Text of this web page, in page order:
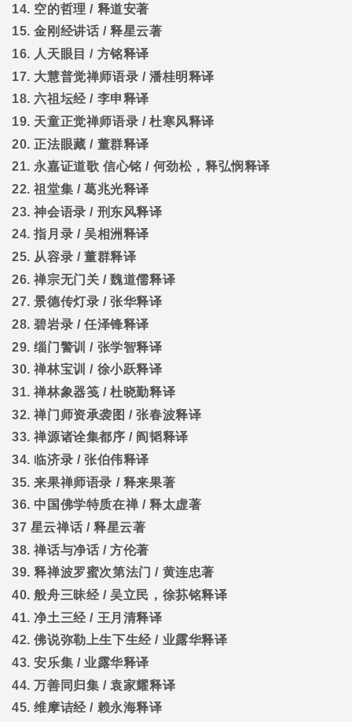
14. 空的哲理 / 释道安著
15.金刚经讲话 /释星云著
16. 人天眼目 / 方铭释译
17. 大慧普觉禅师语录 /潘桂明释译
18. 六祖坛经/ 李申释译
19. 天童正觉禅师语录 /杜寒风释译
20. 正法眼藏 / 董群释译
21.永嘉证道歌 信心铭 / 何劲松，释弘悯释译
22.祖堂集 /葛兆光释译
23.神会语录 / 刑东风释译
24.指月录 /吴相洲释译
25. 从容录 /董群释译
26.禅宗无门关 /魏道儒释译
27.景德传灯录 /张华释译
28.碧岩录 /任泽锋释译
29.缁门警训 / 张学智释译
30.禅林宝训 / 徐小跃释译
31.禅林象器笺 /杜晓勤释译
32.禅门师资承袭图 /张春波释译
33.禅源诸诠集都序 / 阎韬释译
34. 临济录 /张伯伟释译
35.来果禅师语录 / 释来果著
36. 中国佛学特质在禅/释太虚著
37 星云禅话 /释星云著
38.禅话与净话 /方伦著
39.释禅波罗蜜次第法门 / 黄连忠著
40.般舟三昧经/吴立民，徐荪铭释译
41.净土三经/ 王月清释译
42.佛说弥勒上生下生经/ 业露华释译
43.安乐集 /业露华释译
44.万善同归集 /袁家耀释译
45.维摩诘经/ 赖永海释译